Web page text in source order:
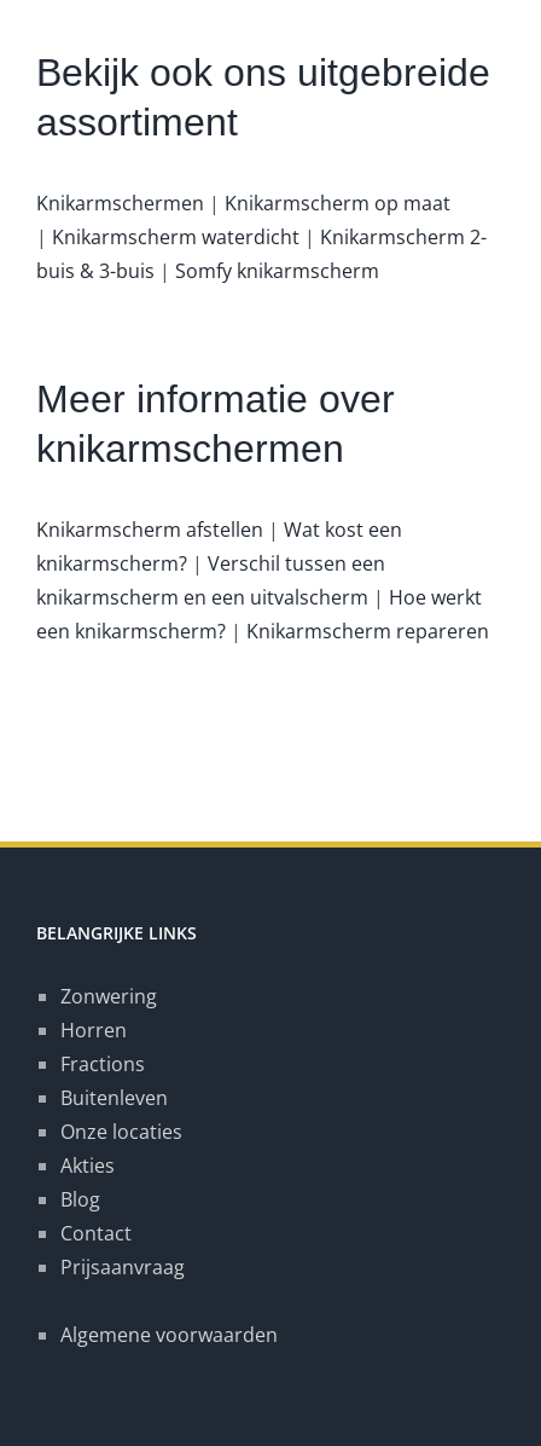
Bekijk ook ons uitgebreide
assortiment
Knikarmschermen | Knikarmscherm op maat
| Knikarmscherm waterdicht| Knikarmscherm 2-
buis & 3-buis | Somfy knikarmscherm
Meer informatie over
knikarmschermen
Knikarmscherm afstellen | Wat kost een
knikarmscherm?| Verschil tussen een
knikarmscherm en een uitvalscherm | Hoe werkt
een knikarmscherm?| Knikarmscherm repareren
BELANGRIJKE LINKS
Zonwering
Horren
Fractions
Buitenleven
Onze locaties
Akties
Blog
Contact
Prijsaanvraag
Algemene voorwaarden